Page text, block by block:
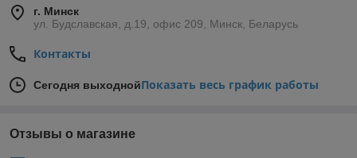
г. Минск
ул. Будславская, д.19, офис 209, Минск, Беларусь
Контакты
Сегодня выходнойПоказать весь график работы
Отзывы о магазине